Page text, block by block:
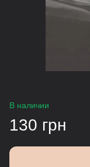
В наличии
130 грн